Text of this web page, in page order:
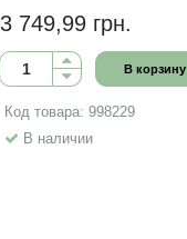
3 749,99 грн.
В корзину
Код товара: 998229
В наличии